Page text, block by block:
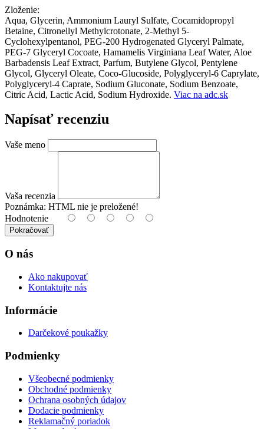
Zloženie:
Aqua, Glycerin, Ammonium Lauryl Sulfate, Cocamidopropyl
Betaine, Citronellyl Methylcrotonate, 2-Methyl 5-
Cyclohexylpentanol, PEG-200 Hydrogenated Glyceryl Palmate,
PEG-7 Glyceryl Cocoate, Hamamelis Virginiana Leaf Water, Aloe
Barbadensis Leaf Extract, Parfum, Butylene Glycol, Pentylene
Glycol, Glyceryl Oleate, Coco-Glucoside, Polyglyceryl-6 Caprylate,
Polyglyceryl-4 Caprate, Sodium Gluconate, Sodium Benzoate,
Citric Acid, Lactic Acid, Sodium Hydroxide. Viac na adc.sk
Napísať recenziu
Vaše meno
Vaša recenzia
Poznámka: HTML nie je preložené!
Hodnotenie
Pokračovať
O nás
Ako nakupovať
Kontaktujte nás
Informácie
Darčekové poukažky
Podmienky
Všeobecné podmienky
Obchodné podmienky
Ochrana osobných údajov
Dodacie podmienky
Reklamačný poriadok